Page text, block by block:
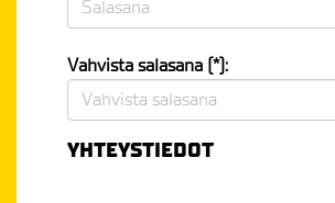
Vahvista salasana (*):
YHTEYSTIEDOT